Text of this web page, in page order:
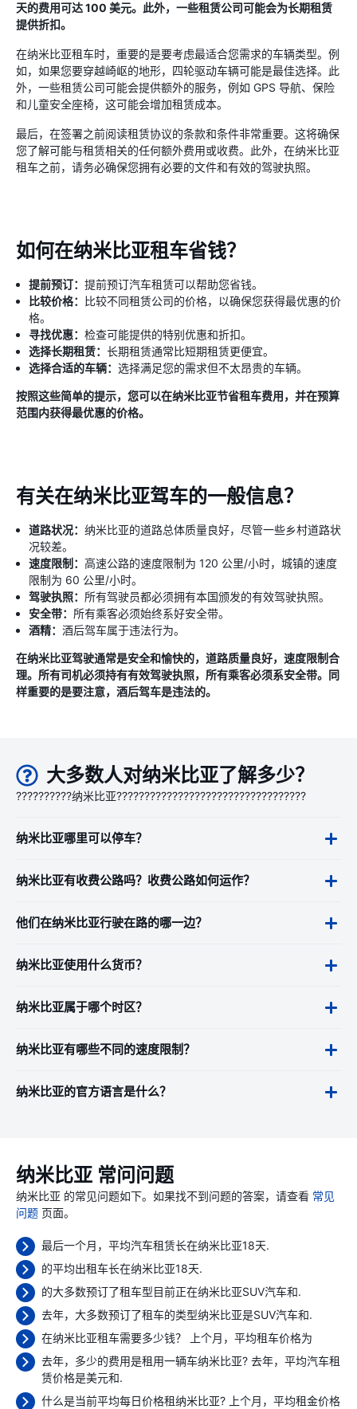
天的费用可达 100 美元。此外，一些租赁公司可能会为长期租赁
提供折扣。
在纳米比亚租车时，重要的是要考虑最适合您需求的车辆类型。例
如，如果您要穿越崎岖的地形，四轮驱动车辆可能是最佳选择。此
外，一些租赁公司可能会提供额外的服务，例如 GPS 导航、保险
和儿童安全座椅，这可能会增加租赁成本。
最后，在签署之前阅读租赁协议的条款和条件非常重要。这将确保
您了解可能与租赁相关的任何额外费用或收费。此外，在纳米比亚
租车之前，请务必确保您拥有必要的文件和有效的驾驶执照。
如何在纳米比亚租车省钱？
提前预订： 提前预订汽车租赁可以帮助您省钱。
比较价格：
比较不同租赁公司的价格，以确保您获得最优惠的价
格。
寻找优惠： 检查可能提供的特别优惠和折扣。
选择长期租赁： 长期租赁通常比短期租赁更便宜。
选择合适的车辆： 选择满足您的需求但不太昂贵的车辆。
按照这些简单的提示，您可以在纳米比亚节省租车费用，并在预算
范围内获得最优惠的价格。
有关在纳米比亚驾车的一般信息？
道路状况： 纳米比亚的道路总体质量良好，尽管一些乡村道路状
况较差。
速度限制： 高速公路的速度限制为 120 公里/小时，城镇的速度
限制为 60 公里/小时。
驾驶执照： 所有驾驶员都必须拥有本国颁发的有效驾驶执照。
安全带： 所有乘客必须始终系好安全带。
酒精： 酒后驾车属于违法行为。
在纳米比亚驾驶通常是安全和愉快的，道路质量良好，速度限制合
理。所有司机必须持有有效驾驶执照，所有乘客必须系安全带。同
样重要的是要注意，酒后驾车是违法的。
大多数人对纳米比亚了解多少？
??????????纳米比亚??????????????????????????????????
纳米比亚哪里可以停车？
纳米比亚有收费公路吗？收费公路如何运作？
他们在纳米比亚行驶在路的哪一边？
纳米比亚使用什么货币？
纳米比亚属于哪个时区？
纳米比亚有哪些不同的速度限制？
纳米比亚的官方语言是什么？
纳米比亚 常问问题
纳米比亚 的常见问题如下。如果找不到问题的答案，请查看 常见
问题 页面。
最后一个月，平均汽车租赁长在纳米比亚18天.
的平均出租车长在纳米比亚18天.
的大多数预订了租车型目前正在纳米比亚SUV汽车和.
去年，大多数预订了租车的类型纳米比亚是SUV汽车和.
在纳米比亚租车需要多少钱？ 上个月，平均租车价格为
去年，多少的费用是租用一辆车纳米比亚? 去年，平均汽车租
赁价格是美元和.
什么是当前平均每日价格租纳米比亚? 上个月，平均租金价格